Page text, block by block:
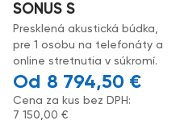
SONUS S
Presklená akustická búdka,
pre 1 osobu na telefonáty a
online stretnutia v súkromí.
8 794,50 €
Cena za kus bez DPH:
7 150,00 €